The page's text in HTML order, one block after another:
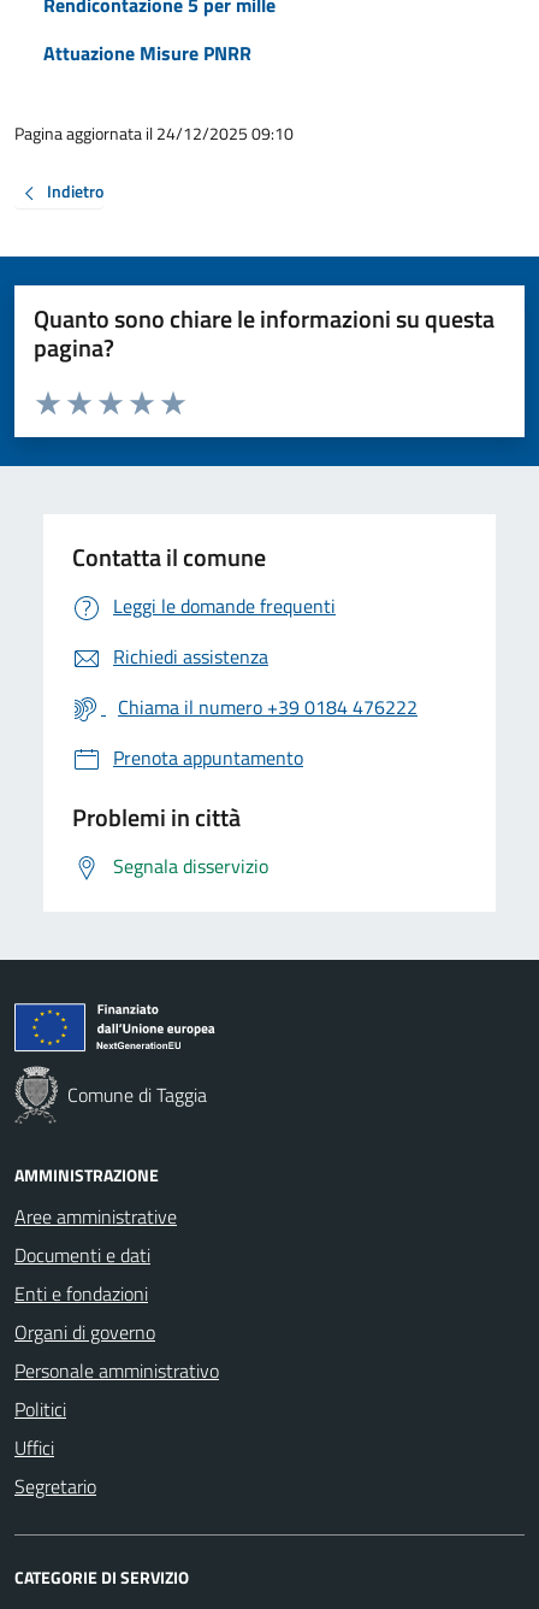
Attuazione Misure PNRR
Pagina aggiornata il 24/12/2025 09:10
Indietro
Quanto sono chiare le informazioni su questa
pagina?
Valuta da 1 a 5 stelle la pagina
Valuta 5 stelle su 5
Valuta 4 stelle su 5
Valuta 3 stelle su 5
Valuta 2 stelle su 5
Valuta 1 stelle su 5
Contatta il comune
Leggi le domande frequenti
Richiedi assistenza
Chiama il numero +39 0184 476222
Prenota appuntamento
Problemi in città
Segnala disservizio
Comune di Taggia
AMMINISTRAZIONE
Aree amministrative
Documenti e dati
Enti e fondazioni
Organi di governo
Personale amministrativo
Politici
Uffici
Segretario
CATEGORIE DI SERVIZIO